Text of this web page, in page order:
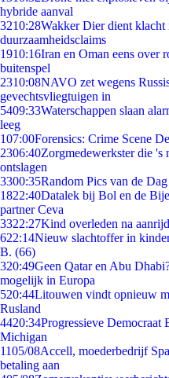
hybride aanval
3210:28Wakker Dier dient klacht
duurzaamheidsclaims
1910:16Iran en Oman eens over
buitenspel
2310:08NAVO zet wegens
gevechtsvliegtuigen in
5409:33Waterschappen slaan
leeg
107:00Forensics: Crime Scene
2306:40Zorgmedewerkster die 's
ontslagen
3300:35Random Pics van de
1822:40Datalek bij Bol en de
partner Ceva
3322:27Kind overleden na
622:14Nieuw slachtoffer in
B. (66)
320:49Geen Qatar en Abu
mogelijk in Europa
520:44Litouwen vindt opnieuw
Rusland
4420:34Progressieve
Michigan
1105/08Accell, moederbedrijf
betaling aan